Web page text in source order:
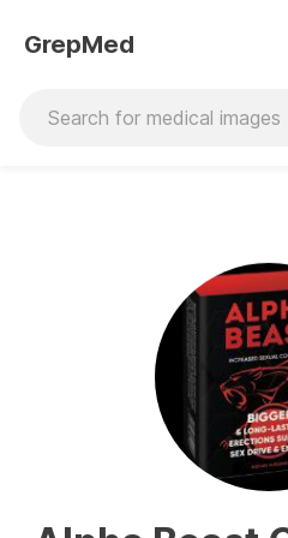
GrepMed